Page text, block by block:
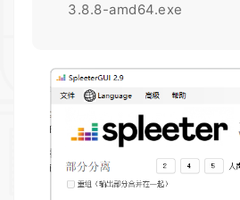
3.8.8-amd64.exe